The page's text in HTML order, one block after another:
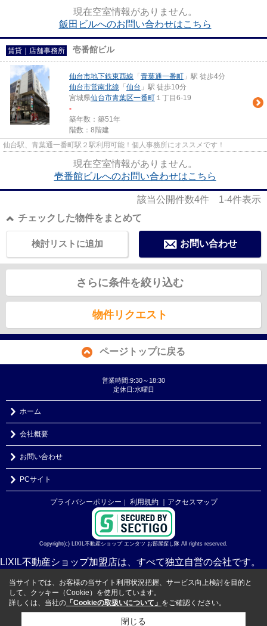
現在空室情報がありません。
飯田ビルへのお問い合わせはこちら
賃貸｜店舗事務所 壱番館ビル
仙台市地下鉄東西線 「 青葉通一番町 」駅 徒歩4分
仙台市営南北線 「 仙台 」駅 徒歩10分
宮城県仙台市青葉区一番町 １丁目6-19
-
築年数：築51年
階数：8階建
仙台駅、青葉通一番町駅２駅利用可能！個人事務所にオススメです！
現在空室情報がありません。
壱番館ビルへのお問い合わせはこちら
該当公開件数4件 1-4件表示
チェックした物件をまとめて
お問い合わせ
検討リストに追加
さらに条件を絞り込む
物件リクエスト
ページトップに戻る
営業時間:9:30～18:30
定休日:水曜日
ホーム
会社概要
お問い合わせ
PCサイト
プライバシーポリシー ｜ 利用規約 ｜アクセスマップ
Copyright(c) LIXIL不動産ショップ エンタツ お部屋探し隊 All rights reserved.
LIXIL不動産ショップ加盟店は、すべて独立自営の会社です。
当サイトでは、お客様の当サイト利用状況把握、サービス向上検討を目的と
して、クッキー（Cookie）を使用しています。
詳しくは、当社の 「Cookieの取扱いについて」 をご確認ください。
閉じる